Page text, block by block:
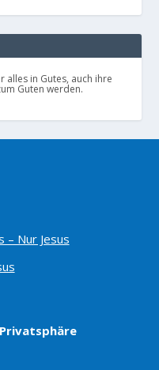
alles in Gutes, auch ihre
Guten werden.
– Nur Jesus